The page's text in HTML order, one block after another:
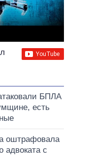
БПЛА
есть
оштрафовала
адвоката с